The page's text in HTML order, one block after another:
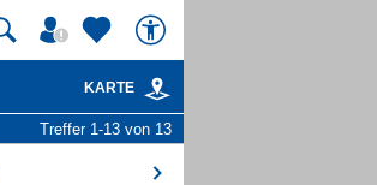
KARTE
Treffer 1-13 von 13